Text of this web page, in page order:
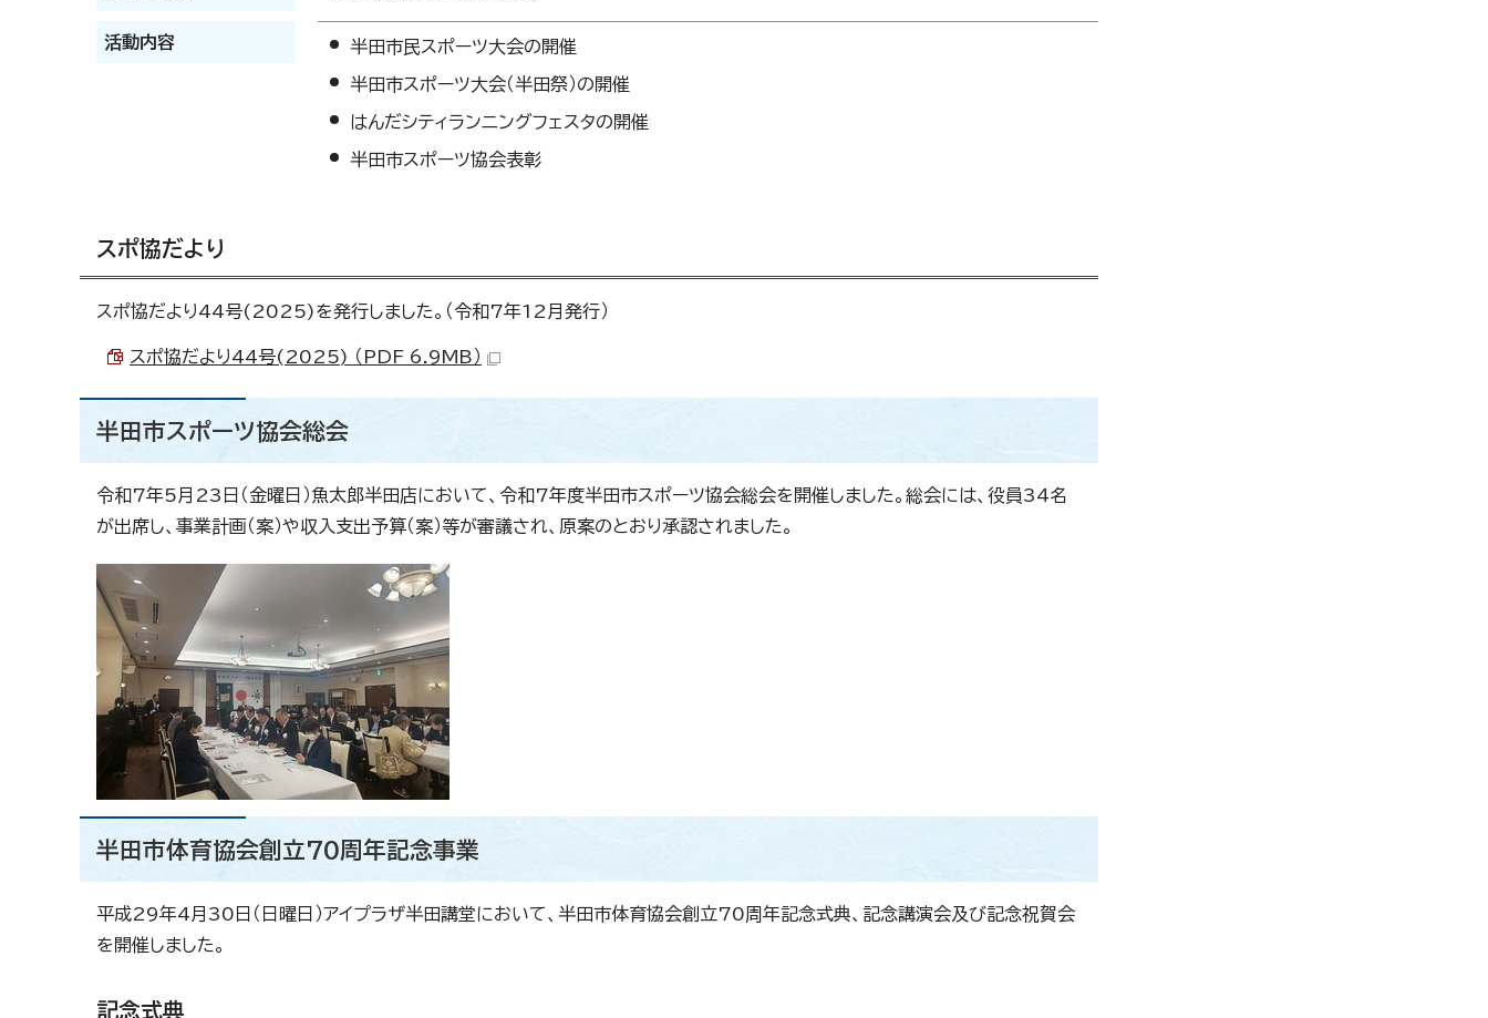
活動内容 半田市民スポーツ大会の開催
半田市スポーツ大会（半田祭）の開催
はんだシティランニングフェスタの開催
半田市スポーツ協会表彰
スポ協だより
スポ協だより44号(2025)を発行しました。（令和7年12月発行）
スポ協だより44号(2025) （PDF 6.9MB）
半田市スポーツ協会総会
令和7年5月23日（金曜日）魚太郎半田店において、令和7年度半田市スポーツ協会総会を開催しました。総会には、役員34名
が出席し、事業計画（案）や収入支出予算（案）等が審議され、原案のとおり承認されました。
半田市体育協会創立70周年記念事業
平成29年4月30日（日曜日）アイプラザ半田講堂において、半田市体育協会創立70周年記念式典、記念講演会及び記念祝賀会
を開催しました。
記念式典